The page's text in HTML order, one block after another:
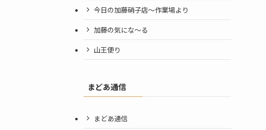
今日の加藤硝子店〜作業場より
加藤の気にな〜る
山王便り
まどあ通信
まどあ通信